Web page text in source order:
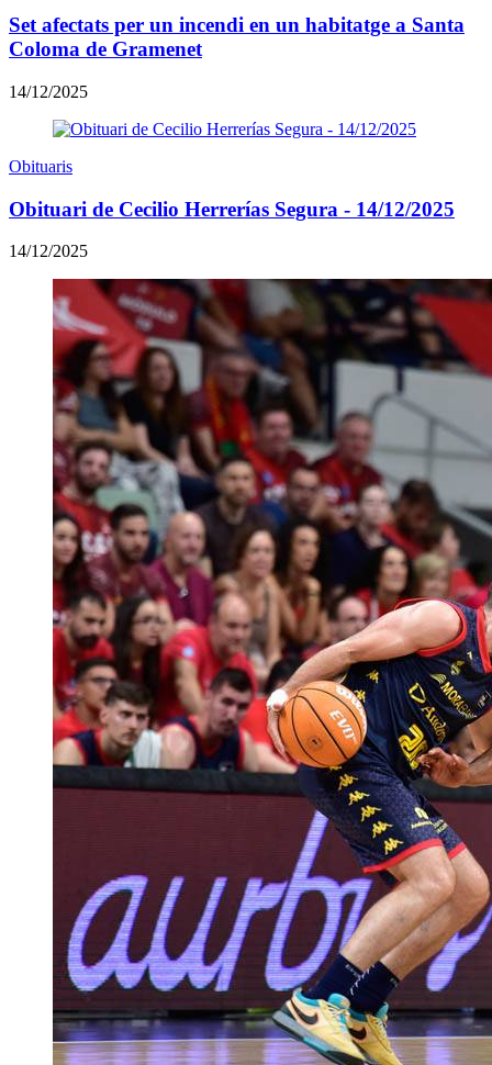
Set afectats per un incendi en un habitatge a Santa
Coloma de Gramenet
14/12/2025
Obituaris
Obituari de Cecilio Herrerías Segura - 14/12/2025
14/12/2025